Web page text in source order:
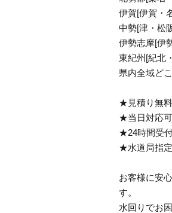
伊賀[伊賀・
中勢[津・松
伊勢志摩[伊
東紀州[紀北
県内全域ど
★見積り無料
★当日対応可
★24時間受
★水道局指
お客様に安
す。
水回りでお